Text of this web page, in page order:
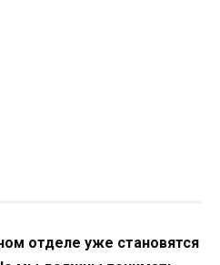
отделе уже становятся